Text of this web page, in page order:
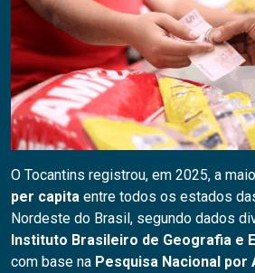
O Tocantins registrou, em 2025, a
per capita entre todos os estados
Nordeste do Brasil, segundo dados
Instituto Brasileiro de Geografia e
com base na Pesquisa Nacional por